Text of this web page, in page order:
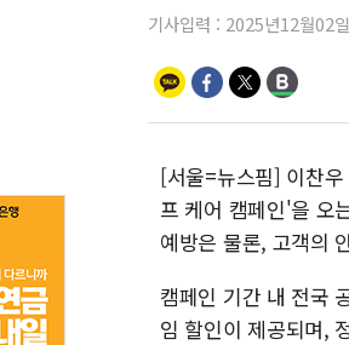
기사입력 : 2025년12월02
[서울=뉴스핌] 이찬
프 케어 캠페인'을 오
예방은 물론, 고객의
캠페인 기간 내 전국
임 할인이 제공되며,